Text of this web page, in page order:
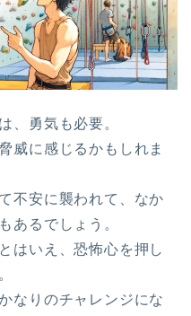
、勇気も必要。
威に感じるかもしれま
不安に襲われて、なか
あるでしょう。
はいえ、恐怖心を押し
なりのチャレンジにな